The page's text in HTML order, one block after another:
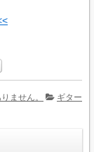
ません。 ギター